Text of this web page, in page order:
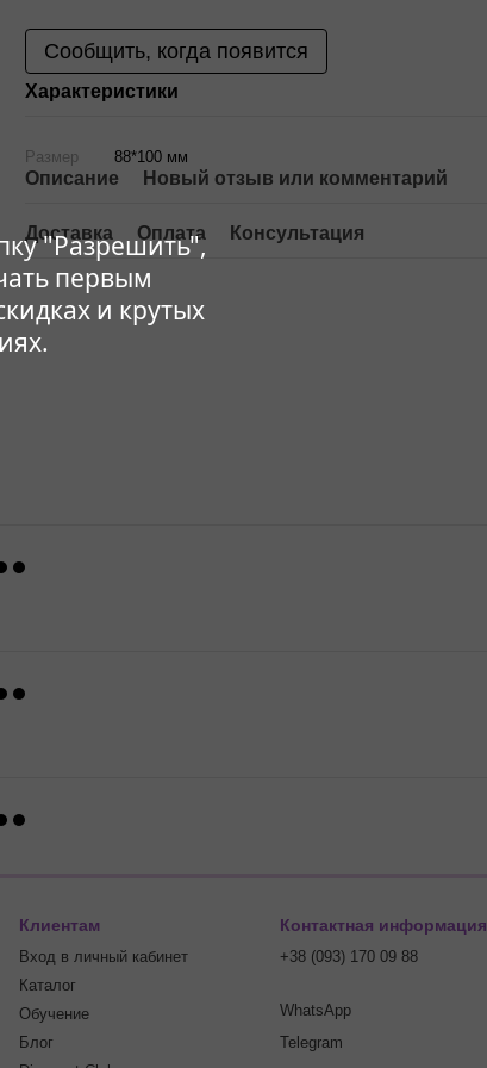
"Разрешить",
первым
и крутых
Сообщить, когда появится
Характеристики
Размер 88*100 мм
Описание Новый отзыв или комментарий
Доставка Оплата Консультация
Клиентам
Вход в личный кабинет
Каталог
Обучение
Блог
Контактная информация
+38 (093) 170 09 88
WhatsApp
Telegram